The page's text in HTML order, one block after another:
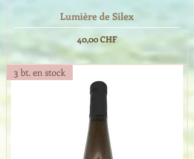
Lumière de Silex
Prix
40,00 CHF
3 bt. en stock